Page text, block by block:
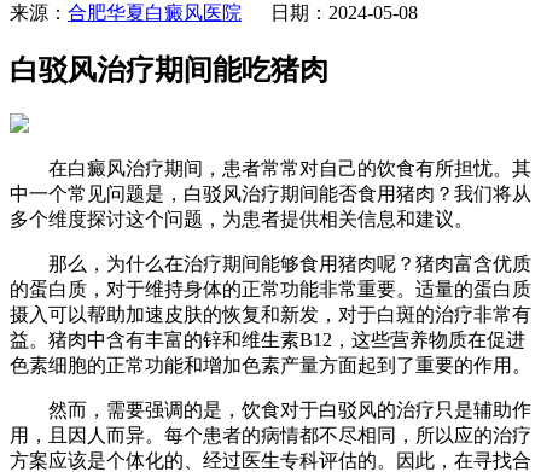
来源： 合肥华夏白癜风医院 日期：2024-05-08
白驳风治疗期间能吃猪肉
在白癜风治疗期间，患者常常对自己的饮食有所担忧。其
中一个常见问题是，白驳风治疗期间能否食用猪肉？我们将从
多个维度探讨这个问题，为患者提供相关信息和建议。
那么，为什么在治疗期间能够食用猪肉呢？猪肉富含优质
的蛋白质，对于维持身体的正常功能非常重要。适量的蛋白质
摄入可以帮助加速皮肤的恢复和新发，对于白斑的治疗非常有
益。猪肉中含有丰富的锌和维生素B12，这些营养物质在促进
色素细胞的正常功能和增加色素产量方面起到了重要的作用。
然而，需要强调的是，饮食对于白驳风的治疗只是辅助作
用，且因人而异。每个患者的病情都不尽相同，所以应的治疗
方案应该是个体化的、经过医生专科评估的。因此，在寻找合